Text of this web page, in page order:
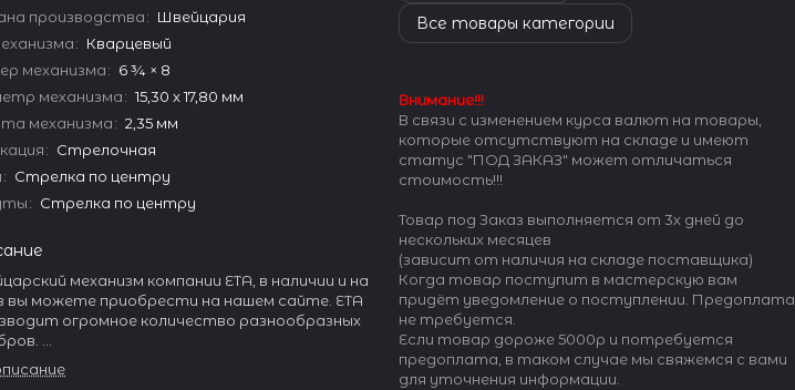
производства: Швейцария
: Кварцевый
механизма: 6 ¾ × 8
механизма: 15,30 x 17,80 мм
механизма: 2,35 мм
: Стрелочная
: Стрелка по центру
: Стрелка по центру
механизм компании ETA, в наличии и на
вы можете приобрести на нашем сайте. ETA
огромное количество разнообразных
более 50% в производстве механизмов
Все товары категории
Внимание!!!
В связи с изменением курса валют на товары,
которые отсутствуют на складе и имеют
статус "ПОД ЗАКАЗ" может отличаться
стоимость!!!
Товар под Заказ выполняется от 3х дней до
нескольких месяцев
(зависит от наличия на складе поставщика)
Когда товар поступит в мастерскую вам
придёт уведомление о поступлении. Предоплата
не требуется.
Если товар дороже 5000р и потребуется
предоплата, в таком случае мы свяжемся с вами
для уточнения информации.